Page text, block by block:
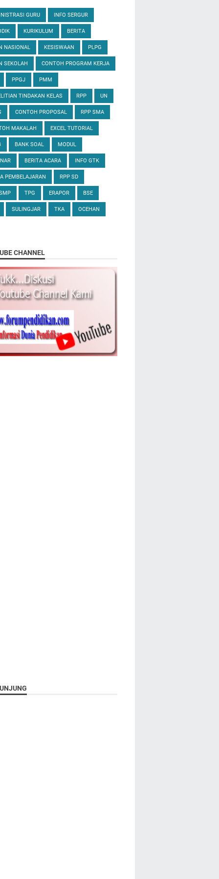
GURU INFO SERGUR
KURIKULUM BERITA
NASIONAL KESISWAAN PLPG
SEKOLAH CONTOH PROGRAM KERJA
PPGJ PMM
TINDAKAN KELAS RPP UN
CONTOH PROPOSAL RPP SMA
MAKALAH EXCEL TUTORIAL
BANK SOAL MODUL
BERITA ACARA INFO GTK
PEMBELAJARAN RPP SD
TPG ERAPOR BSE
SULINGJAR TKA OCEHAN
CHANNEL